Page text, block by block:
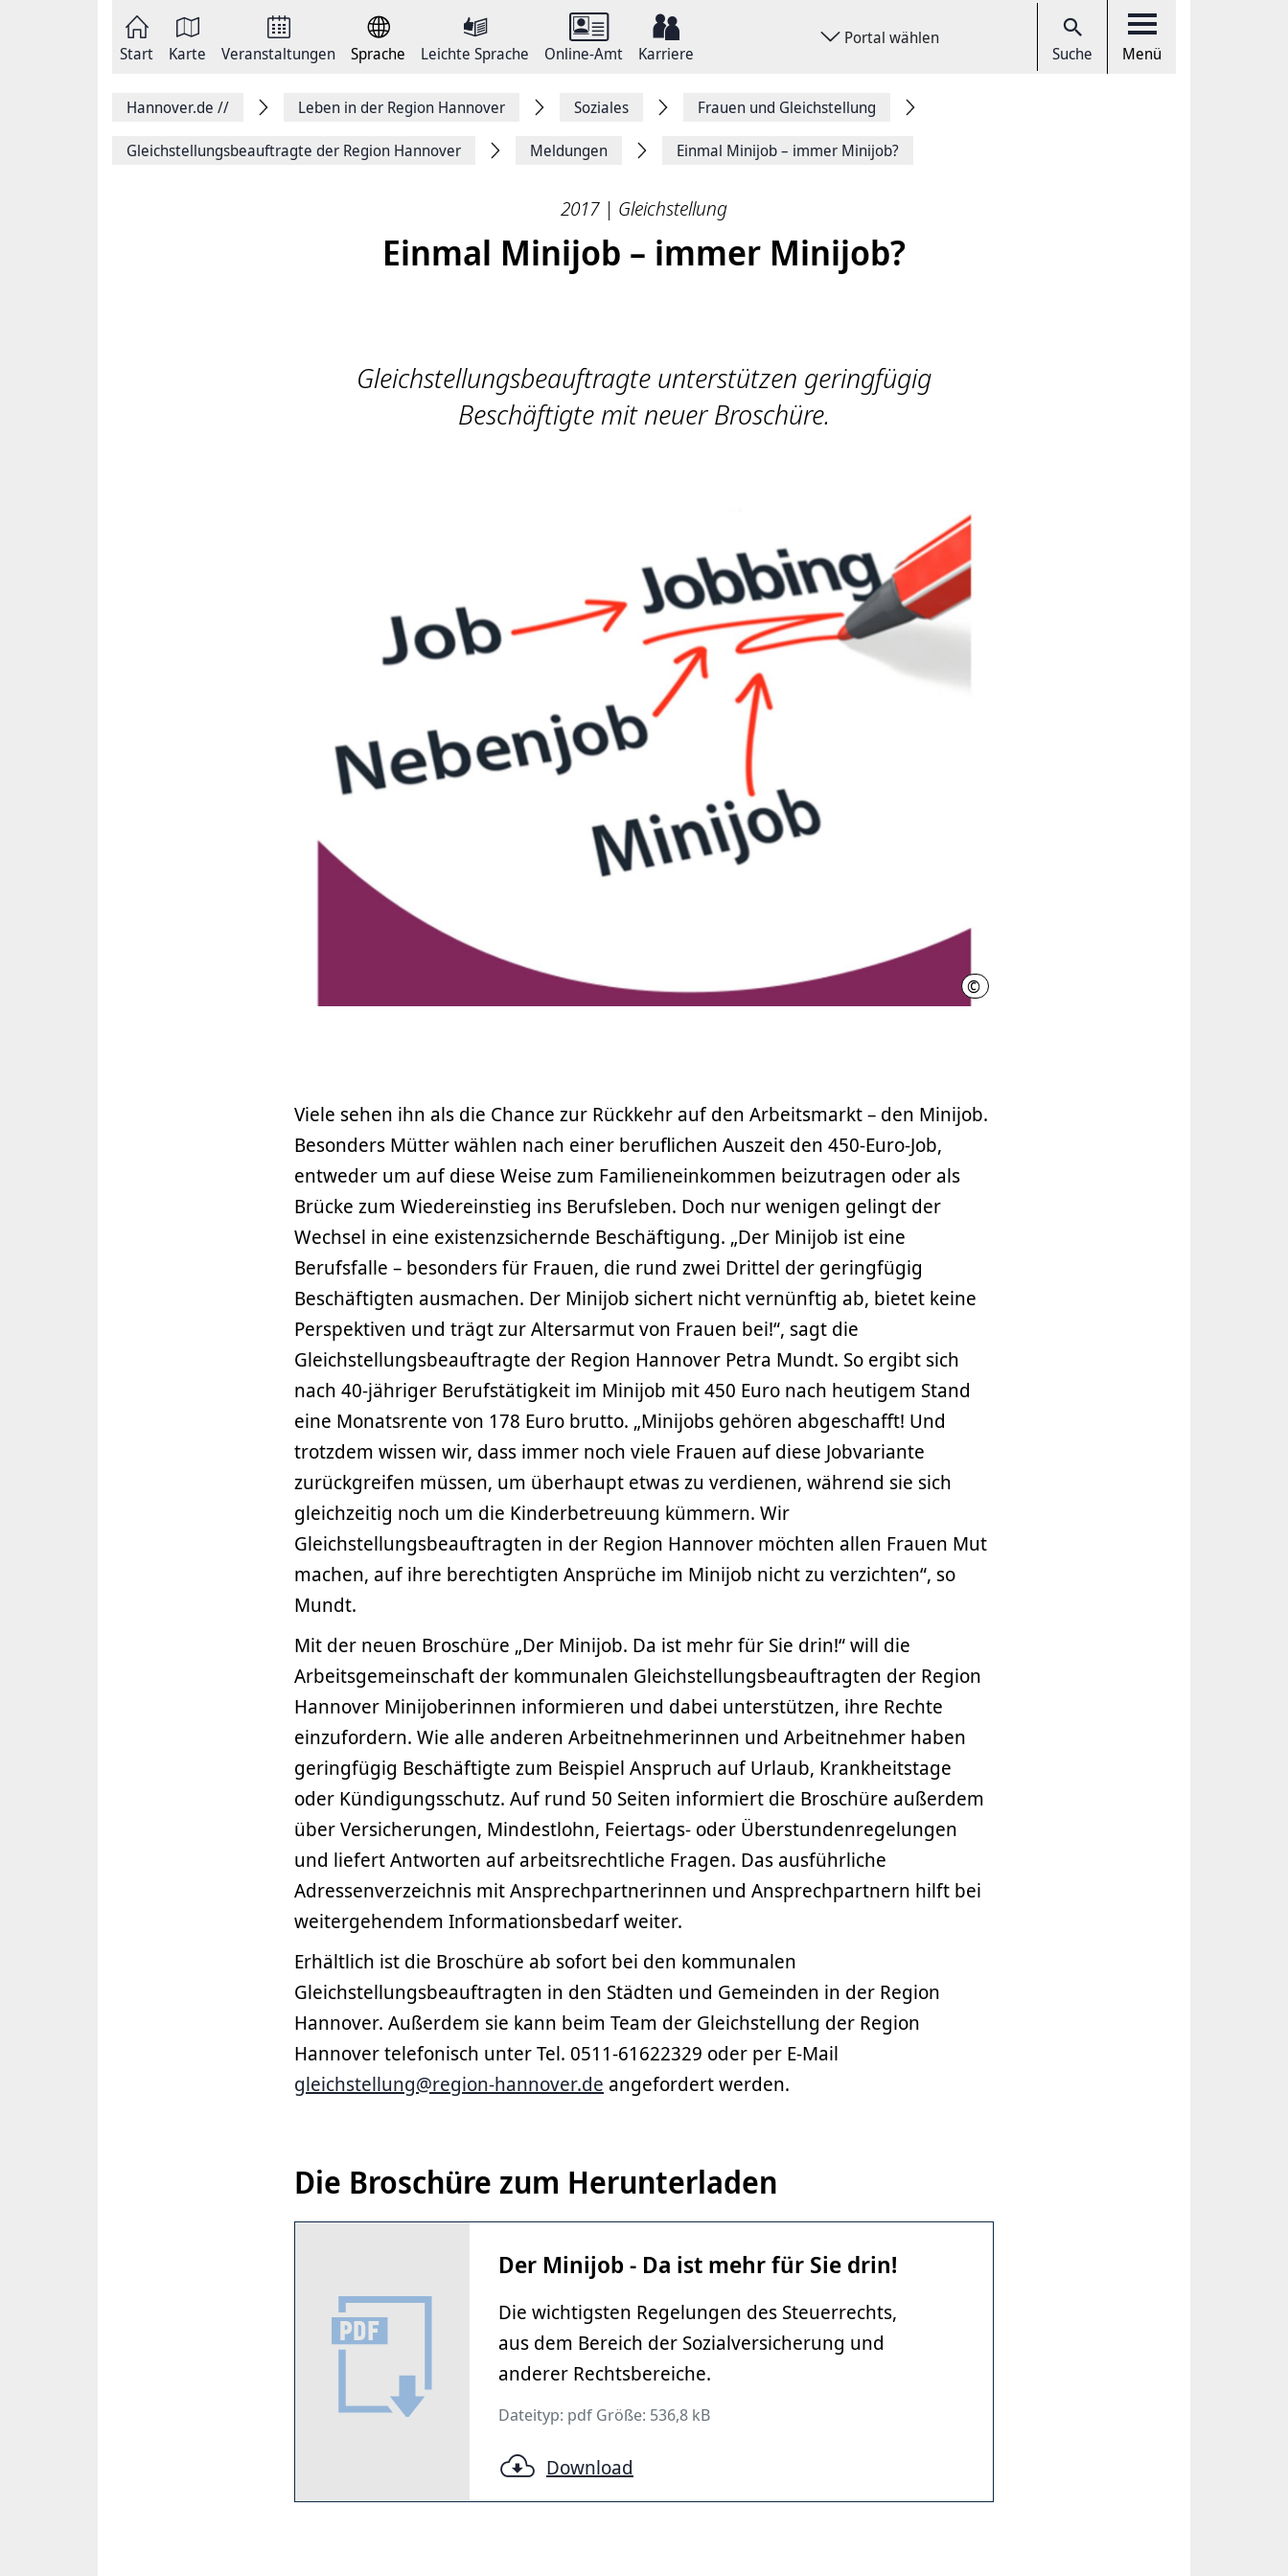
Start Karte Veranstaltungen Sprache Leichte Sprache Online-Amt Karriere
Portal wählen
Suche Menü
Hannover.de // Leben in der Region Hannover Soziales Frauen und Gleichstellung
Gleichstellungsbeauftragte der Region Hannover Meldungen Einmal Minijob – immer Minijob?
2017 | Gleichstellung
Einmal Minijob – immer Minijob?
Gleichstellungsbeauftragte unterstützen geringfügig
Beschäftigte mit neuer Broschüre.
© Region Hannover
Viele sehen ihn als die Chance zur Rückkehr auf den Arbeitsmarkt – den Minijob.
Besonders Mütter wählen nach einer beruflichen Auszeit den 450-Euro-Job,
entweder um auf diese Weise zum Familieneinkommen beizutragen oder als
Brücke zum Wiedereinstieg ins Berufsleben. Doch nur wenigen gelingt der
Wechsel in eine existenzsichernde Beschäftigung. „Der Minijob ist eine
Berufsfalle – besonders für Frauen, die rund zwei Drittel der geringfügig
Beschäftigten ausmachen. Der Minijob sichert nicht vernünftig ab, bietet keine
Perspektiven und trägt zur Altersarmut von Frauen bei!“, sagt die
Gleichstellungsbeauftragte der Region Hannover Petra Mundt. So ergibt sich
nach 40-jähriger Berufstätigkeit im Minijob mit 450 Euro nach heutigem Stand
eine Monatsrente von 178 Euro brutto. „Minijobs gehören abgeschafft! Und
trotzdem wissen wir, dass immer noch viele Frauen auf diese Jobvariante
zurückgreifen müssen, um überhaupt etwas zu verdienen, während sie sich
gleichzeitig noch um die Kinderbetreuung kümmern. Wir
Gleichstellungsbeauftragten in der Region Hannover möchten allen Frauen Mut
machen, auf ihre berechtigten Ansprüche im Minijob nicht zu verzichten“, so
Mundt.
Mit der neuen Broschüre „Der Minijob. Da ist mehr für Sie drin!“ will die
Arbeitsgemeinschaft der kommunalen Gleichstellungsbeauftragten der Region
Hannover Minijoberinnen informieren und dabei unterstützen, ihre Rechte
einzufordern. Wie alle anderen Arbeitnehmerinnen und Arbeitnehmer haben
geringfügig Beschäftigte zum Beispiel Anspruch auf Urlaub, Krankheitstage
oder Kündigungsschutz. Auf rund 50 Seiten informiert die Broschüre außerdem
über Versicherungen, Mindestlohn, Feiertags- oder Überstundenregelungen
und liefert Antworten auf arbeitsrechtliche Fragen. Das ausführliche
Adressenverzeichnis mit Ansprechpartnerinnen und Ansprechpartnern hilft bei
weitergehendem Informationsbedarf weiter.
Erhältlich ist die Broschüre ab sofort bei den kommunalen
Gleichstellungsbeauftragten in den Städten und Gemeinden in der Region
Hannover. Außerdem sie kann beim Team der Gleichstellung der Region
Hannover telefonisch unter Tel. 0511-61622329 oder per E-Mail
gleichstellung@region-hannover.de angefordert werden.
Die Broschüre zum Herunterladen
Der Minijob - Da ist mehr für Sie drin!
Die wichtigsten Regelungen des Steuerrechts,
aus dem Bereich der Sozialversicherung und
anderer Rechtsbereiche.
Dateityp: pdf Größe: 536,8 kB
Download